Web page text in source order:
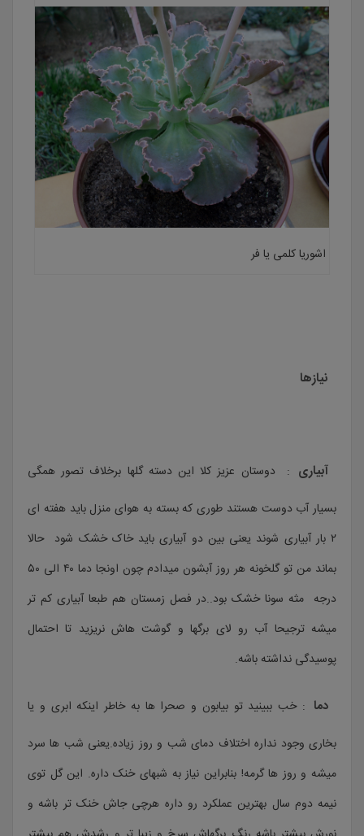
اشوریا کلمی یا فر
نیازها
آبیاری : دوستان عزیز کلا این دسته گلها برخلاف تصور همگی
بسیار آب دوست هستند طوری که بسته به هوای منزل باید هفته ای
۲ بار آبیاری شوند یعنی بین دو آبیاری باید خاک خشک شود حالا
بماند من تو گلخونه هر روز آبشون میدادم چون اونجا دما ۴۰ الی ۵۰
درجه مثه سونا خشک بود..در فصل زمستان هم طبعا آبیاری کم تر
میشه ترجیحا آب رو لای برگها و گوشت هاش نریزید تا احتمال
پوسیدگی نداشته باشه.
دما : خب ببینید تو بیابون و صحرا ها به خاطر اینکه ابری و یا
بخاری وجود نداره اختلاف دمای شب و روز زیاده.یعنی شب ها سرد
میشه و روز ها گرمه! بنابراین نیاز به شبهای خنک داره. این گل توی
نیمه دوم سال بهترین عملکرد رو داره هرچی جاش خنک تر باشه و